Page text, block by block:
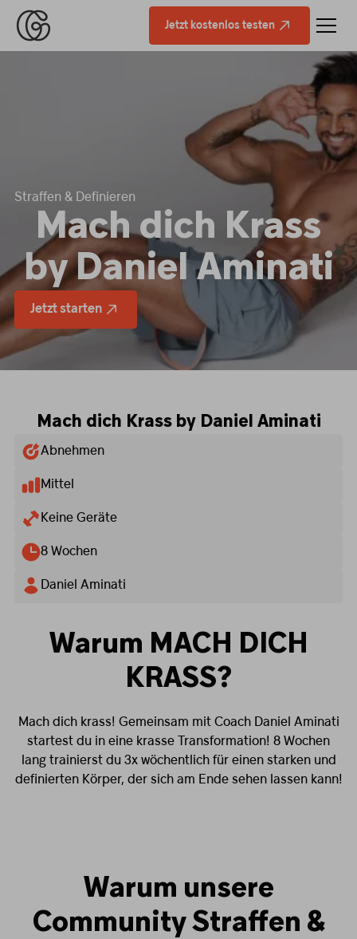
Jetzt kostenlos testen
Straffen & Definieren
Mach dich Krass
by Daniel Aminati
Jetzt starten
Warum MACH DICH
KRASS?
Mach dich krass! Gemeinsam mit Coach Daniel Aminati
startest du in eine krasse Transformation! 8 Wochen
lang trainierst du 3x wöchentlich für einen starken und
definierten Körper, der sich am Ende sehen lassen kann!
Mach dich Krass by Daniel Aminati
Abnehmen
Mittel
Keine Geräte
8 Wochen
Daniel Aminati
Warum unsere
Community Straffen &